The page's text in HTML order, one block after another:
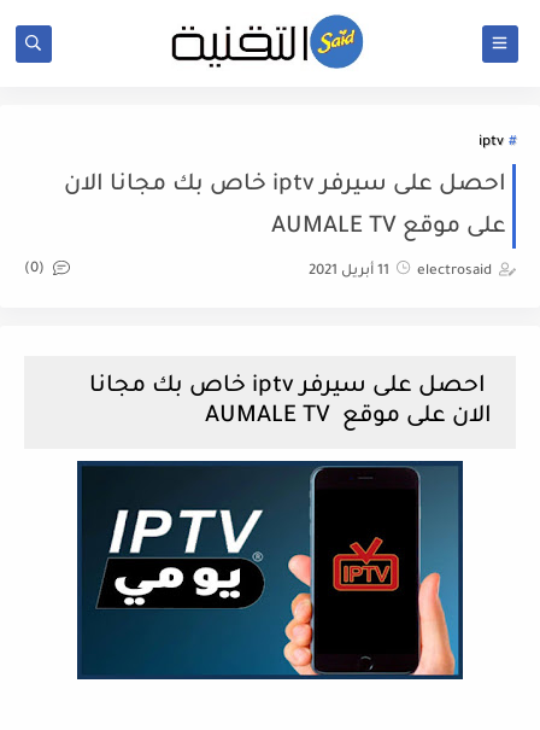
iptv
احصل على سيرفر iptv خاص بك مجانا الان
على موقع AUMALE TV
electrosaid 11 أبريل 2021 (0)
احصل على سيرفر iptv خاص بك مجانا
الان على موقع AUMALE TV